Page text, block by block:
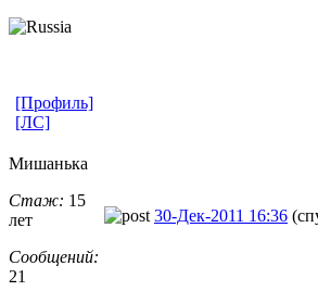
[Профиль]
[ЛС]
Мишанька
Стаж: 15
лет
Сообщений:
21
30-Дек-2011 16:36